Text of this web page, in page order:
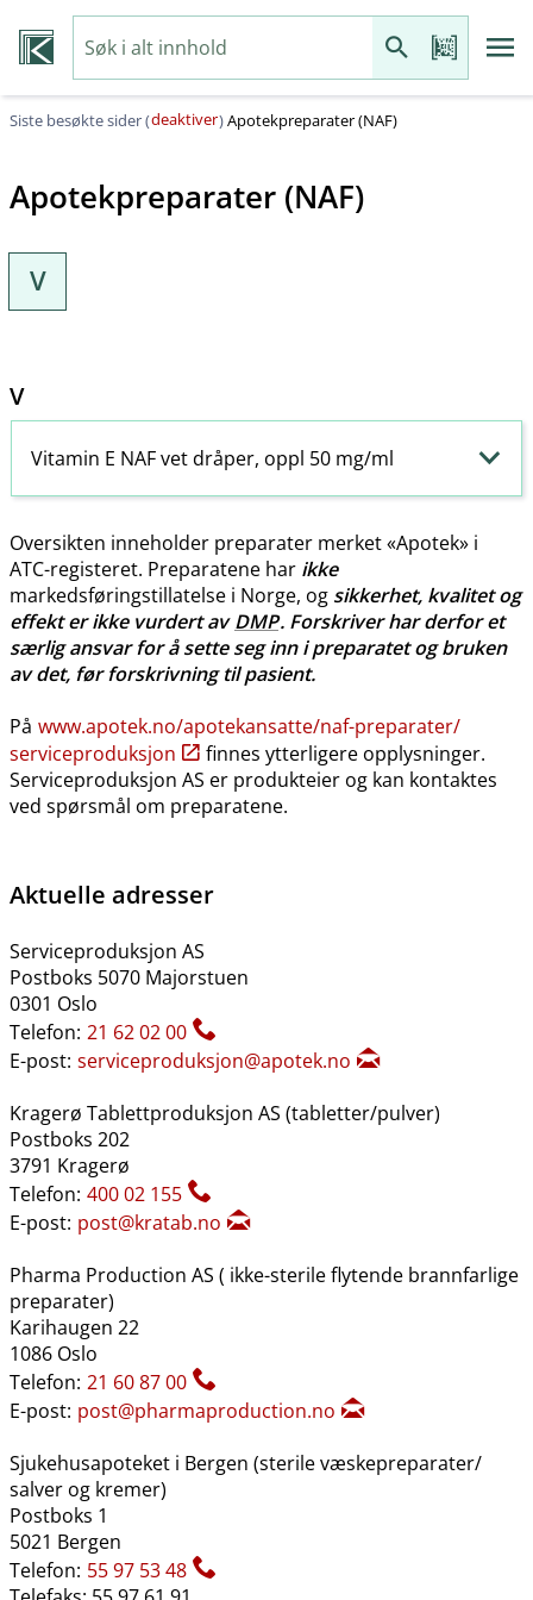
Siste besøkte sider (deaktiver)Apotekpreparater (NAF)
Apotekpreparater (NAF)
V
V
Vitamin E NAF vet dråper, oppl 50 mg/ml
Oversikten inneholder preparater merket «Apotek» i
ATC-registeret. Preparatene har ikke
markedsføringstillatelse i Norge, og sikkerhet, kvalitet og
effekt er ikke vurdert avDMP. Forskriver har derfor et
særlig ansvar for å sette seg inn i preparatet og bruken
av det, før forskrivning til pasient.
På www.apotek.no​/​apotekansatte​/​naf-preparater​/​
serviceproduksjon
finnes ytterligere opplysninger.
Serviceproduksjon AS er produkteier og kan kontaktes
ved spørsmål om preparatene.
Aktuelle adresser
Serviceproduksjon AS
Postboks 5070 Majorstuen
0301 Oslo
Telefon: 21 62 02 00
E-post: serviceproduksjon@apotek.no
Kragerø Tablettproduksjon AS (tabletter​/​pulver)
Postboks 202
3791 Kragerø
Telefon: 400 02 155
E-post: post@kratab.no
Pharma Production AS ( ikke-sterile flytende brannfarlige
preparater)
Karihaugen 22
1086 Oslo
Telefon: 21 60 87 00
E-post: post@pharmaproduction.no
Sjukehusapoteket i Bergen (sterile væskepreparater​/​
salver og kremer)
Postboks 1
5021 Bergen
Telefon: 55 97 53 48